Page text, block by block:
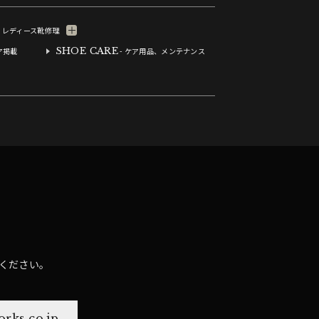
ディース靴修理
掲載
SHOE CARE- ケア用品、メンテナンス
ださい。